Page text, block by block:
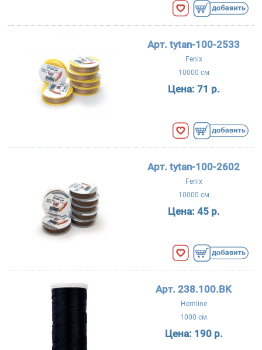
Арт. tytan-100-2533
Fenix
10000 см
Цена: 71 р.
Арт. tytan-100-2602
Fenix
10000 см
Цена: 45 р.
Арт. 238.100.BK
Hemline
1000 см
Цена: 190 р.